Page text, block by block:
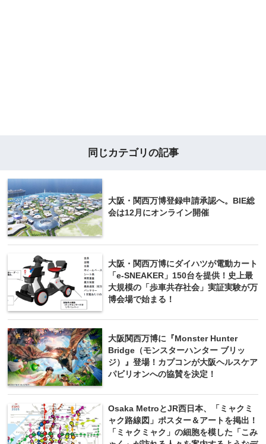
同じカテゴリの記事
大阪・関西万博登録申請承認へ。BIE総
会は12月にオンライン開催
大阪・関西万博にダイハツが電動カート
「e-SNEAKER」150台を提供！史上最
大規模の「歩車共存社会」実証実験が万
博会場で始まる！
大阪関西万博に『Monster Hunter
Bridge（モンスターハンター ブリッ
ジ）』登場！カプコンが大阪ヘルスケア
パビリオンへの協賛を決定！
Osaka MetroとJR西日本、「ミャクミ
ャク路線図」ポスター＆アートを掲出！
「ミャクミャク」の細胞を模した「こみ